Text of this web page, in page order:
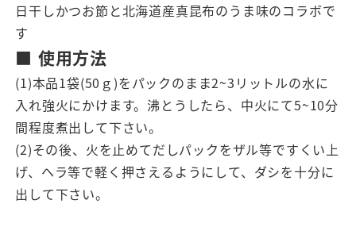
日干しかつお節と北海道産真昆布のうま味のコラボで
す
■ 使用方法
(1)本品1袋(50ｇ)をパックのまま2~3リットルの水に
入れ強火にかけます。沸とうしたら、中火にて5~10分
間程度煮出して下さい。
(2)その後、火を止めてだしパックをザル等ですくい上
げ、ヘラ等で軽く押さえるようにして、ダシを十分に
出して下さい。